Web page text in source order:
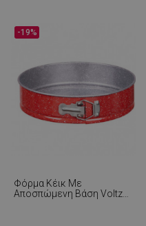
Φόρμα Κέικ Με
Αποσπώμενη Βάση Voltz
-19%